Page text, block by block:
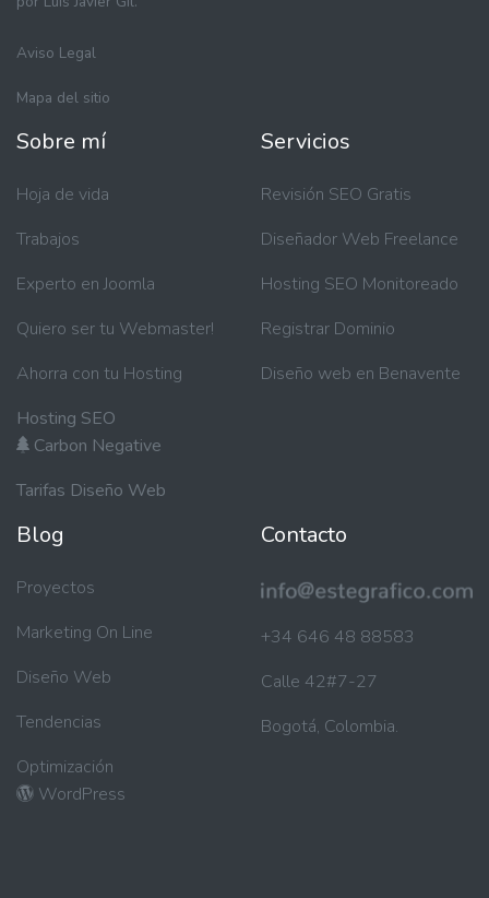
Aviso Legal
Mapa del sitio
Sobre mí
Hoja de vida
Trabajos
Experto en Joomla
Quiero ser tu Webmaster!
Ahorra con tu Hosting
Hosting SEO
Carbon Negative
Tarifas Diseño Web
Servicios
Revisión SEO Gratis
Diseñador Web Freelance
Hosting SEO Monitoreado
Registrar Dominio
Diseño web en Benavente
Blog
Proyectos
Marketing On Line
Diseño Web
Tendencias
Optimización
WordPress
Contacto
+34 646 48 88583
Calle 42#7-27
Bogotá, Colombia.